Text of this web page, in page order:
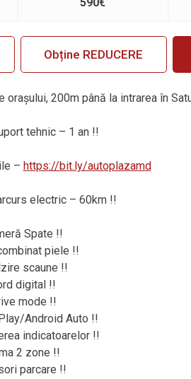
Obține REDUCERE
200m până la intrarea în
tehnic – 1 an !!
– https://bit.ly/autoplazamd
electric – 60km !!
Spate !!
piele !!
scaune !!
digital !!
mode !!
Android Auto !!
indicatoarelor !!
2 zone !!
parcare !!